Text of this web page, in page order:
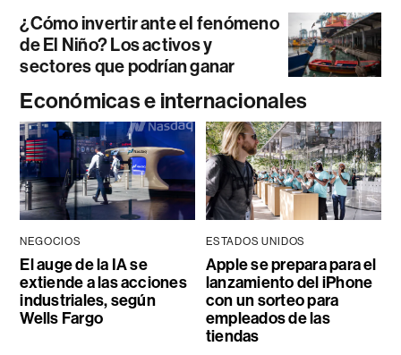
¿Cómo invertir ante el fenómeno
de El Niño? Los activos y
sectores que podrían ganar
Económicas e internacionales
NEGOCIOS
El auge de la IA se
extiende a las acciones
industriales, según
Wells Fargo
ESTADOS UNIDOS
Apple se prepara para el
lanzamiento del iPhone
con un sorteo para
empleados de las
tiendas